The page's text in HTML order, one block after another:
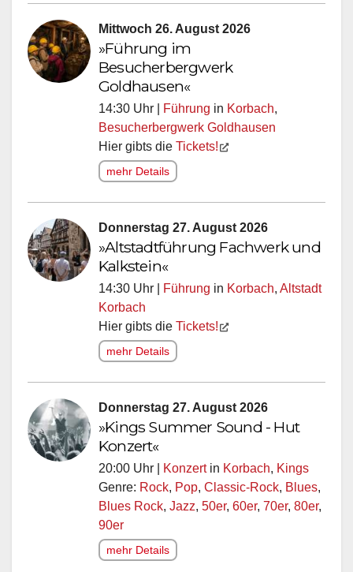
Mittwoch 26. August 2026
»Führung im
Besucherbergwerk
Goldhausen«
14:30 Uhr | Führung in Korbach,
Besucherbergwerk Goldhausen
Hier gibts die Tickets!
mehr Details
Donnerstag 27. August 2026
»Altstadtführung Fachwerk und
Kalkstein«
14:30 Uhr | Führung in Korbach, Altstadt
Korbach
Hier gibts die Tickets!
mehr Details
Donnerstag 27. August 2026
»Kings Summer Sound - Hut
Konzert«
20:00 Uhr | Konzertin Korbach, Kings
Genre: Rock, Pop, Classic-Rock, Blues,
Blues Rock, Jazz, 50er, 60er, 70er, 80er,
90er
mehr Details